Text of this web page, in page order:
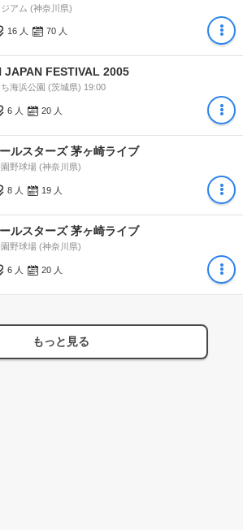
アム (神奈川県)
16 人 70 人
JAPAN FESTIVAL 2005
海浜公園 (茨城県) 19:00
6 人 20 人
ルスターズ 茅ヶ崎ライブ
野球場 (神奈川県)
8 人 19 人
ルスターズ 茅ヶ崎ライブ
野球場 (神奈川県)
6 人 20 人
もっと見る